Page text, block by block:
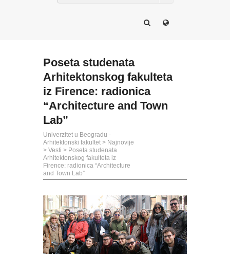
Poseta studenata
Arhitektonskog fakulteta
iz Firence: radionica
“Architecture and Town
Lab”
Univerzitet u Beogradu -
Arhitektonski fakultet > Najnovije
> Vesti > Poseta studenata
Arhitektonskog fakulteta iz
Firence: radionica “Architecture
and Town Lab”